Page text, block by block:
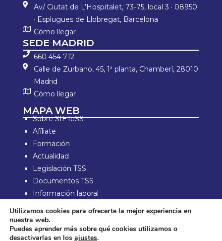
Av/ Ciutat de L’Hospitalet, 73-75, local 3 · 08950
· Esplugues de Llobregat, Barcelona
Cómo llegar
SEDE MADRID
660 454 712
Calle de Zurbano, 45, 1ª planta, Chamberí, 28010
Madrid
Cómo llegar
MAPA WEB
Sobre SIETeSS
Afíliate
Formación
Actualidad
Legislación TSS
Documentos TSS
Información laboral
Aviso Legal y política de privacidad
Política de compra y devolución
Utilizamos cookies para ofrecerte la mejor experiencia en
nuestra web.
Puedes aprender más sobre qué cookies utilizamos o
desactivarlas en los ajustes.